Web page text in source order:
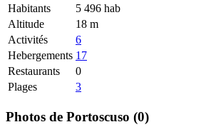
Habitants
5 496 hab
Altitude
18 m
Activités
6
Hebergements 17
Restaurants
0
Plages
3
Photos de Portoscuso (0)